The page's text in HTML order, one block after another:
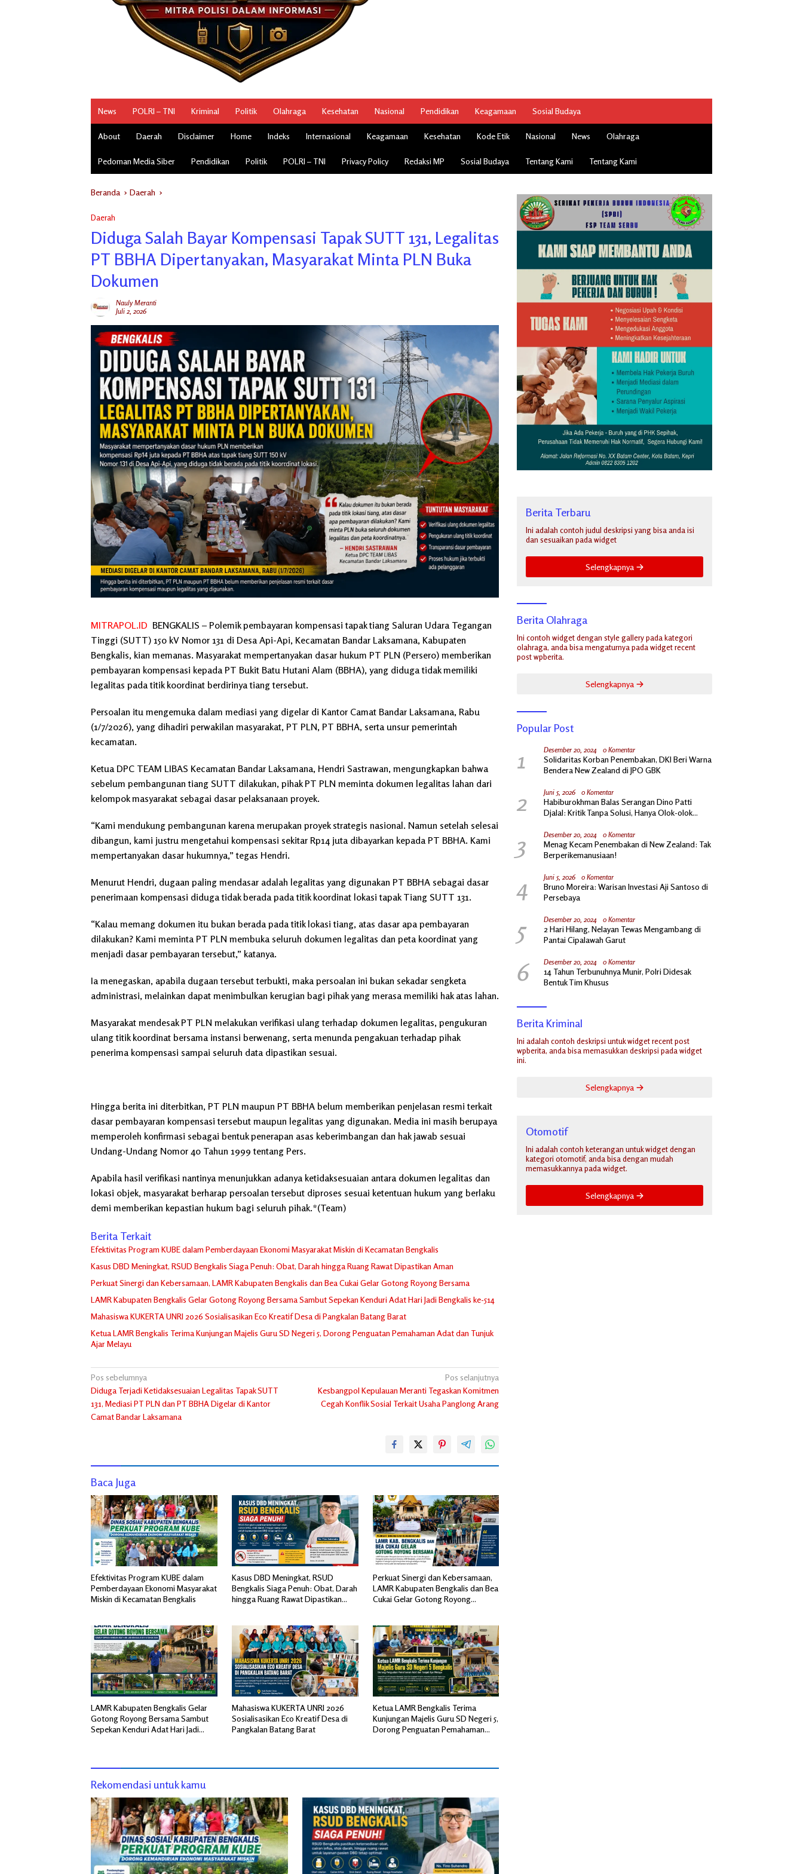
News POLRI – TNI Kriminal Politik Olahraga Kesehatan Nasional Pendidikan Keagamaan Sosial Budaya
About Daerah Disclaimer Home Indeks Internasional Keagamaan Kesehatan Kode Etik Nasional News Olahraga
Pedoman Media Siber Pendidikan Politik POLRI – TNI Privacy Policy Redaksi MP Sosial Budaya Tentang Kami Tentang Kami
Beranda Daerah
Daerah
Diduga Salah Bayar Kompensasi Tapak SUTT 131, Legalitas
PT BBHA Dipertanyakan, Masyarakat Minta PLN Buka
Dokumen
Nauly Meranti
Juli 2, 2026
MITRAPOL.ID BENGKALIS – Polemik pembayaran kompensasi tapak tiang Saluran Udara Tegangan
Tinggi (SUTT) 150 kV Nomor 131 di Desa Api-Api, Kecamatan Bandar Laksamana, Kabupaten
Bengkalis, kian memanas. Masyarakat mempertanyakan dasar hukum PT PLN (Persero) memberikan
pembayaran kompensasi kepada PT Bukit Batu Hutani Alam (BBHA), yang diduga tidak memiliki
legalitas pada titik koordinat berdirinya tiang tersebut.
Persoalan itu mengemuka dalam mediasi yang digelar di Kantor Camat Bandar Laksamana, Rabu
(1/7/2026), yang dihadiri perwakilan masyarakat, PT PLN, PT BBHA, serta unsur pemerintah
kecamatan.
Ketua DPC TEAM LIBAS Kecamatan Bandar Laksamana, Hendri Sastrawan, mengungkapkan bahwa
sebelum pembangunan tiang SUTT dilakukan, pihak PT PLN meminta dokumen legalitas lahan dari
kelompok masyarakat sebagai dasar pelaksanaan proyek.
“Kami mendukung pembangunan karena merupakan proyek strategis nasional. Namun setelah selesai
dibangun, kami justru mengetahui kompensasi sekitar Rp14 juta dibayarkan kepada PT BBHA. Kami
mempertanyakan dasar hukumnya,” tegas Hendri.
Menurut Hendri, dugaan paling mendasar adalah legalitas yang digunakan PT BBHA sebagai dasar
penerimaan kompensasi diduga tidak berada pada titik koordinat lokasi tapak Tiang SUTT 131.
“Kalau memang dokumen itu bukan berada pada titik lokasi tiang, atas dasar apa pembayaran
dilakukan? Kami meminta PT PLN membuka seluruh dokumen legalitas dan peta koordinat yang
menjadi dasar pembayaran tersebut,” katanya.
Ia menegaskan, apabila dugaan tersebut terbukti, maka persoalan ini bukan sekadar sengketa
administrasi, melainkan dapat menimbulkan kerugian bagi pihak yang merasa memiliki hak atas lahan.
Masyarakat mendesak PT PLN melakukan verifikasi ulang terhadap dokumen legalitas, pengukuran
ulang titik koordinat bersama instansi berwenang, serta menunda pengakuan terhadap pihak
penerima kompensasi sampai seluruh data dipastikan sesuai.
Hingga berita ini diterbitkan, PT PLN maupun PT BBHA belum memberikan penjelasan resmi terkait
dasar pembayaran kompensasi tersebut maupun legalitas yang digunakan. Media ini masih berupaya
memperoleh konfirmasi sebagai bentuk penerapan asas keberimbangan dan hak jawab sesuai
Undang-Undang Nomor 40 Tahun 1999 tentang Pers.
Apabila hasil verifikasi nantinya menunjukkan adanya ketidaksesuaian antara dokumen legalitas dan
lokasi objek, masyarakat berharap persoalan tersebut diproses sesuai ketentuan hukum yang berlaku
demi memberikan kepastian hukum bagi seluruh pihak.*(Team)
Berita Terkait
Efektivitas Program KUBE dalam Pemberdayaan Ekonomi Masyarakat Miskin di Kecamatan Bengkalis
Kasus DBD Meningkat, RSUD Bengkalis Siaga Penuh: Obat, Darah hingga Ruang Rawat Dipastikan Aman
Perkuat Sinergi dan Kebersamaan, LAMR Kabupaten Bengkalis dan Bea Cukai Gelar Gotong Royong Bersama
LAMR Kabupaten Bengkalis Gelar Gotong Royong Bersama Sambut Sepekan Kenduri Adat Hari Jadi Bengkalis ke-514
Mahasiswa KUKERTA UNRI 2026 Sosialisasikan Eco Kreatif Desa di Pangkalan Batang Barat
Ketua LAMR Bengkalis Terima Kunjungan Majelis Guru SD Negeri 5, Dorong Penguatan Pemahaman Adat dan Tunjuk
Ajar Melayu
Navigasi
pos
Pos sebelumnya
Diduga Terjadi Ketidaksesuaian Legalitas Tapak SUTT
131, Mediasi PT PLN dan PT BBHA Digelar di Kantor
Camat Bandar Laksamana
Pos selanjutnya
Kesbangpol Kepulauan Meranti Tegaskan Komitmen
Cegah Konflik Sosial Terkait Usaha Panglong Arang
Baca Juga
Efektivitas Program KUBE dalam
Pemberdayaan Ekonomi Masyarakat
Miskin di Kecamatan Bengkalis
Kasus DBD Meningkat, RSUD
Bengkalis Siaga Penuh: Obat, Darah
hingga Ruang Rawat Dipastikan
Perkuat Sinergi dan Kebersamaan,
LAMR Kabupaten Bengkalis dan Bea
Cukai Gelar Gotong Royong
LAMR Kabupaten Bengkalis Gelar
Gotong Royong Bersama Sambut
Sepekan Kenduri Adat Hari Jadi
Mahasiswa KUKERTA UNRI 2026
Sosialisasikan Eco Kreatif Desa di
Pangkalan Batang Barat
Ketua LAMR Bengkalis Terima
Kunjungan Majelis Guru SD Negeri 5,
Dorong Penguatan Pemahaman
Rekomendasi untuk kamu
Berita Terbaru
Ini adalah contoh judul deskripsi yang bisa anda isi
dan sesuaikan pada widget
Selengkapnya
Berita Olahraga
Ini contoh widget dengan style gallery pada kategori
olahraga, anda bisa mengaturnya pada widget recent
post wpberita.
Selengkapnya
Popular Post
1 Desember 20, 2024 0 Komentar
Solidaritas Korban Penembakan, DKI Beri Warna
Bendera New Zealand di JPO GBK
2 Juni 5, 2026 0 Komentar
Habiburokhman Balas Serangan Dino Patti
Djalal: Kritik Tanpa Solusi, Hanya Olok-olok
3 Desember 20, 2024 0 Komentar
Menag Kecam Penembakan di New Zealand: Tak
Berperikemanusiaan!
4 Juni 5, 2026 0 Komentar
Bruno Moreira: Warisan Investasi Aji Santoso di
Persebaya
5 Desember 20, 2024 0 Komentar
2 Hari Hilang, Nelayan Tewas Mengambang di
Pantai Cipalawah Garut
6 Desember 20, 2024 0 Komentar
14 Tahun Terbunuhnya Munir, Polri Didesak
Bentuk Tim Khusus
Berita Kriminal
Ini adalah contoh deskripsi untuk widget recent post
wpberita, anda bisa memasukkan deskripsi pada widget
ini.
Selengkapnya
Otomotif
Ini adalah contoh keterangan untuk widget dengan
kategori otomotif, anda bisa dengan mudah
memasukkannya pada widget.
Selengkapnya